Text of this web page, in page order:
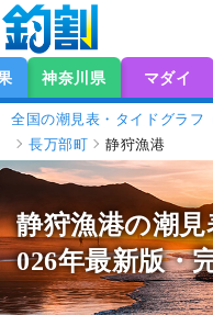
神奈川県 マダイ
全国の潮見表・タイドグラフ
長万部町
静狩漁港
静狩漁港の潮見
026年最新版・